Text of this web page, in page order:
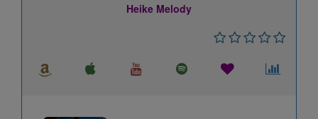
Heike Melody